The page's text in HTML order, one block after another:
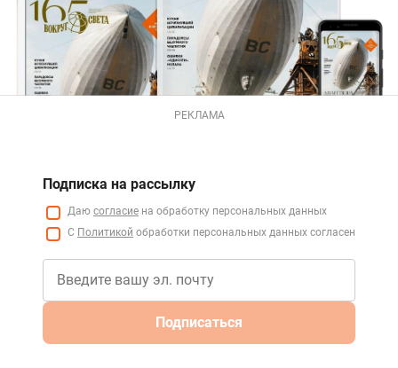
РЕКЛАМА
Подписка на рассылку
Даю согласие на обработку персональных данных
С Политикой обработки персональных данных согласен
Подписаться